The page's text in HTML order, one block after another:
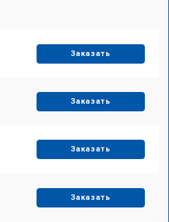
Заказать
Заказать
Заказать
Заказать